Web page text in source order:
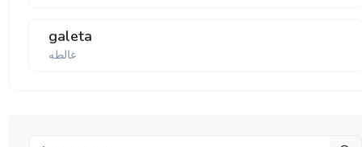
galeta
غالطه